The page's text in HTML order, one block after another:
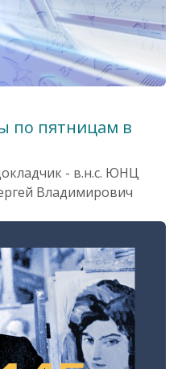
по пятницам в
- в.н.с. ЮНЦ
Владимирович